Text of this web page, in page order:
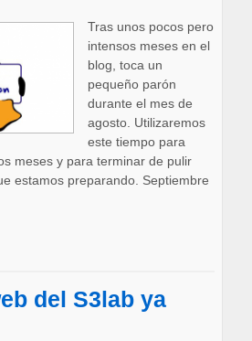
Tras unos pocos pero
intensos meses en el
blog, toca un
pequeño parón
durante el mes de
agosto. Utilizaremos
este tiempo para
meses y para terminar de pulir
estamos preparando. Septiembre
del S3lab ya